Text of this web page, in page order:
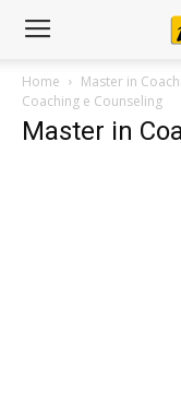
Home Master in
Coaching e Counseling
Master in